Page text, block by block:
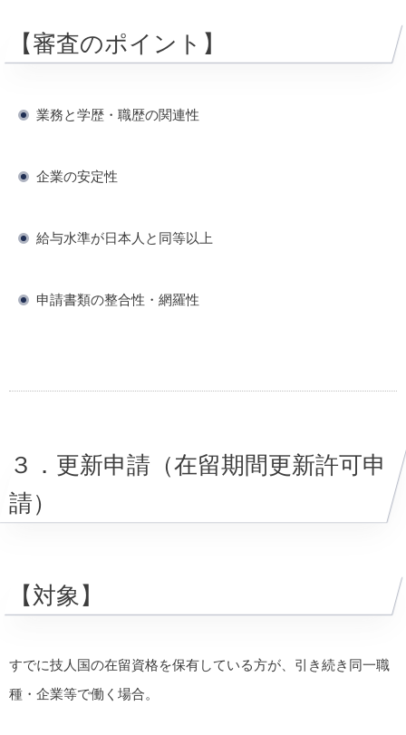
【審査のポイント】
業務と学歴・職歴の関連性
企業の安定性
給与水準が日本人と同等以上
申請書類の整合性・網羅性
３．更新申請（在留期間更新許可申
請）
【対象】
すでに技人国の在留資格を保有している方が、引き続き同一職
種・企業等で働く場合。